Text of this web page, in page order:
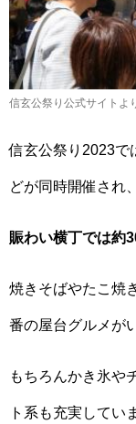
信玄公祭り公式サイトよ
信玄公祭り2023で
どが同時開催され
賑わい横丁では約
焼きそばやたこ焼
番の屋台グルメが
もちろんかき氷や
ト系も充実してい